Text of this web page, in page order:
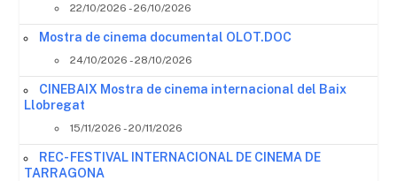
22/10/2026 - 26/10/2026
Mostra de cinema documental OLOT.DOC
24/10/2026 - 28/10/2026
CINEBAIX Mostra de cinema internacional del Baix
Llobregat
15/11/2026 - 20/11/2026
REC- FESTIVAL INTERNACIONAL DE CINEMA DE
TARRAGONA